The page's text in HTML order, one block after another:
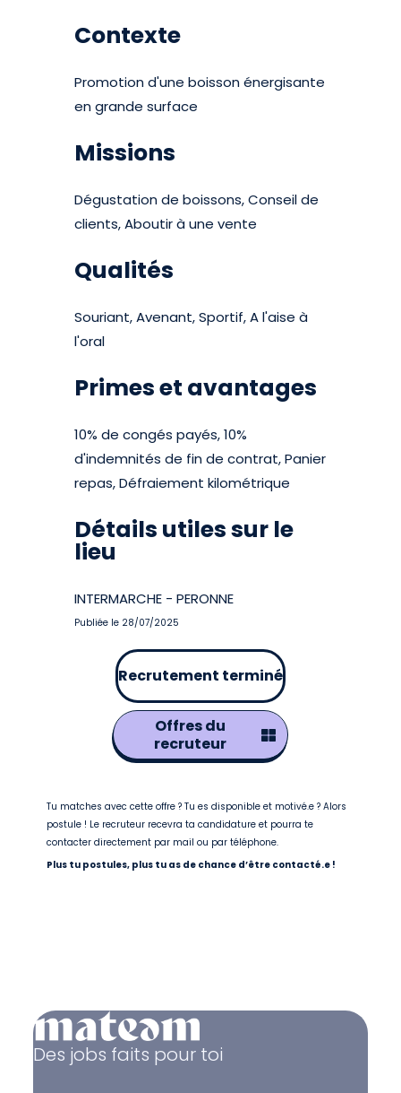
Contexte
Promotion d'une boisson énergisante
en grande surface
Missions
Dégustation de boissons, Conseil de
clients, Aboutir à une vente
Qualités
Souriant, Avenant, Sportif, A l'aise à
l'oral
Primes et avantages
10% de congés payés, 10%
d'indemnités de fin de contrat, Panier
repas, Défraiement kilométrique
Détails utiles sur le
lieu
INTERMARCHE - PERONNE
Publiée le 28/07/2025
Recrutement terminé
Offres du
recruteur
Tu matches avec cette offre ? Tu es disponible et motivé.e ? Alors
postule ! Le recruteur recevra ta candidature et pourra te
contacter directement par mail ou par téléphone.
Plus tu postules, plus tu as de chance d’être contacté.e !
Des jobs faits pour toi